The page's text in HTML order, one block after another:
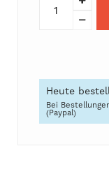
Heute
Bei
(Paypal)